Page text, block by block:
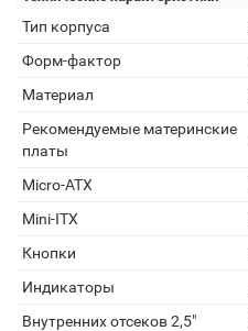
Тип корпуса
Форм-фактор
Материал
Рекомендуемые материнские
платы
Micro-ATX
Mini-ITX
Кнопки
Индикаторы
Внутренних отсеков 2,5"